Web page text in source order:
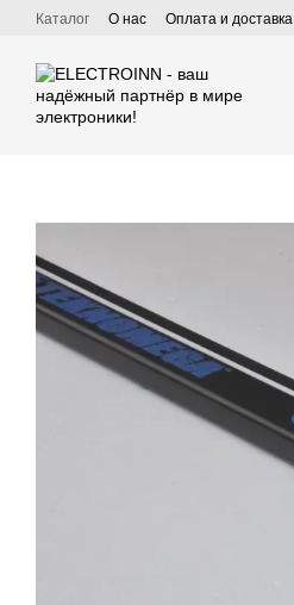
Перейти к основному контенту
Каталог О нас Оплата и доставка